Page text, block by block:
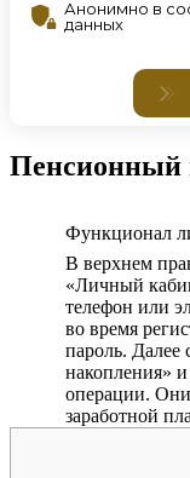
Пенсионный
Функционал
В верхнем
«Личный
телефон или
во время
пароль. Далее
накопления»
операции. Они
заработной